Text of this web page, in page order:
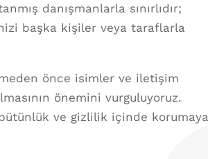
danışmanlarla sınırlıdır;
başka kişiler veya taraflarla
önce isimler ve iletişim
önemini vurguluyoruz.
ve gizlilik içinde korumaya